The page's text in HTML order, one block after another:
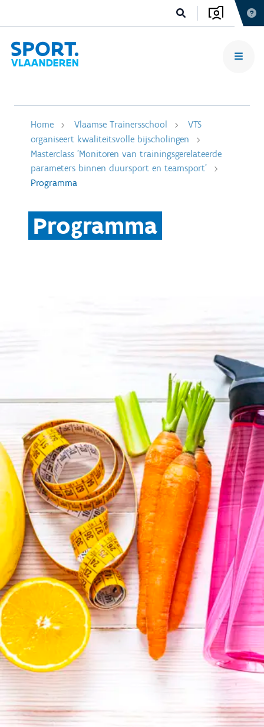
Home Vlaamse Trainersschool
VTS
organiseert kwaliteitsvolle bijscholingen
Masterclass 'Monitoren van trainingsgerelateerde
parameters binnen duursport en teamsport'
Programma
Programma